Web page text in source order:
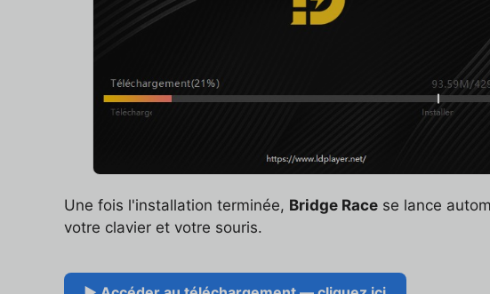
Une fois l'installation terminée, Bridge Race se lance
votre clavier et votre souris.